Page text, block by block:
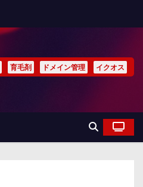
育毛剤 ドメイン管理 イクオス